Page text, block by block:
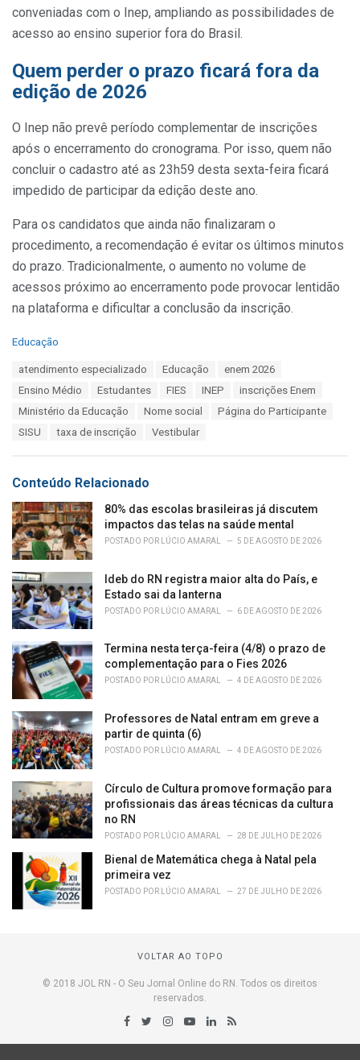
conveniadas com o Inep, ampliando as possibilidades de
acesso ao ensino superior fora do Brasil.
Quem perder o prazo ficará fora da
edição de 2026
O Inep não prevê período complementar de inscrições
após o encerramento do cronograma. Por isso, quem não
concluir o cadastro até as 23h59 desta sexta-feira ficará
impedido de participar da edição deste ano.
Para os candidatos que ainda não finalizaram o
procedimento, a recomendação é evitar os últimos minutos
do prazo. Tradicionalmente, o aumento no volume de
acessos próximo ao encerramento pode provocar lentidão
na plataforma e dificultar a conclusão da inscrição.
C
:
Educação
atendimento especializado Educação
enem 2026
Ensino Médio
Estudantes FIES INEP
inscrições Enem
Ministério da Educação
Nome social
Página do Participante
SISU
taxa de inscrição Vestibular
Conteúdo Relacionado
80% das escolas brasileiras já discutem
impactos das telas na saúde mental
POSTADO POR LÚCIO AMARAL 5 DE AGOSTO DE 2026
Ideb do RN registra maior alta do País, e
Estado sai da lanterna
POSTADO POR LÚCIO AMARAL 6 DE AGOSTO DE 2026
Termina nesta terça-feira (4/8) o prazo de
complementação para o Fies 2026
POSTADO POR LÚCIO AMARAL 4 DE AGOSTO DE 2026
Professores de Natal entram em greve a
partir de quinta (6)
POSTADO POR LÚCIO AMARAL 4 DE AGOSTO DE 2026
Círculo de Cultura promove formação para
profissionais das áreas técnicas da cultura
no RN
POSTADO POR LÚCIO AMARAL 28 DE JULHO DE 2026
Bienal de Matemática chega à Natal pela
primeira vez
POSTADO POR LÚCIO AMARAL 27 DE JULHO DE 2026
VOLTAR AO TOPO
© 2018 JOL RN - O Seu Jornal Online do RN. Todos os direitos
reservados.